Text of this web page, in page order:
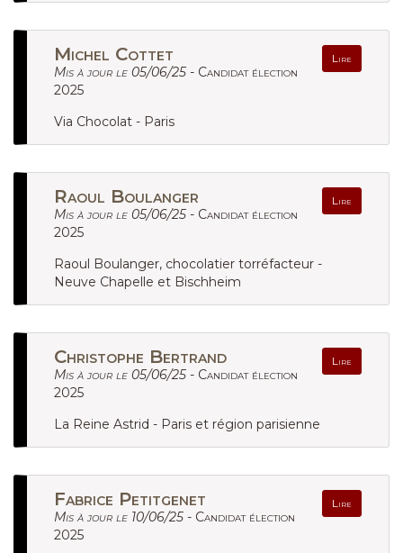
Michel Cottet Lire
Mis à jour le 05/06/25 - Candidat élection
2025
Via Chocolat - Paris
Raoul Boulanger Lire
Mis à jour le 05/06/25 - Candidat élection
2025
Raoul Boulanger, chocolatier torréfacteur -
Neuve Chapelle et Bischheim
Christophe Bertrand Lire
Mis à jour le 05/06/25 - Candidat élection
2025
La Reine Astrid - Paris et région parisienne
Fabrice Petitgenet Lire
Mis à jour le 10/06/25 - Candidat élection
2025